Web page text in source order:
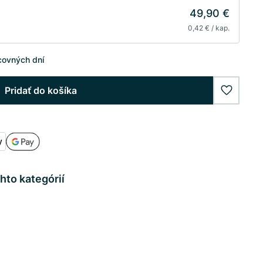
49,90 €
0,42 € / kap.
dní
Pridať do košíka
kategórií